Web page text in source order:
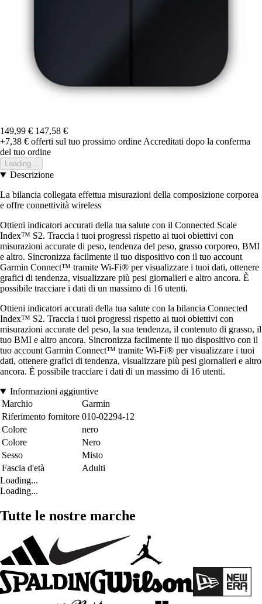
149,99 € 147,58 €
+7,38 € offerti sul tuo prossimo ordine Accreditati dopo la conferma
del tuo ordine
Loading...
Descrizione
La bilancia collegata effettua misurazioni della composizione corporea
e offre connettività wireless
Ottieni indicatori accurati della tua salute con il Connected Scale
Index™ S2. Traccia i tuoi progressi rispetto ai tuoi obiettivi con
misurazioni accurate di peso, tendenza del peso, grasso corporeo, BMI
e altro. Sincronizza facilmente il tuo dispositivo con il tuo account
Garmin Connect™ tramite Wi-Fi® per visualizzare i tuoi dati, ottenere
grafici di tendenza, visualizzare più pesi giornalieri e altro ancora. È
possibile tracciare i dati di un massimo di 16 utenti.
Ottieni indicatori accurati della tua salute con la bilancia Connected
Index™ S2. Traccia i tuoi progressi rispetto ai tuoi obiettivi con
misurazioni accurate del peso, la sua tendenza, il contenuto di grasso, il
tuo BMI e altro ancora. Sincronizza facilmente il tuo dispositivo con il
tuo account Garmin Connect™ tramite Wi-Fi® per visualizzare i tuoi
dati, ottenere grafici di tendenza, visualizzare più pesi giornalieri e altro
ancora. È possibile tracciare i dati di un massimo di 16 utenti.
Informazioni aggiuntive
Marchio
Garmin
Riferimento fornitore 010-02294-12
Colore
nero
Colore
Nero
Sesso
Misto
Fascia d'età
Adulti
Loading...
Loading...
Tutte le nostre marche